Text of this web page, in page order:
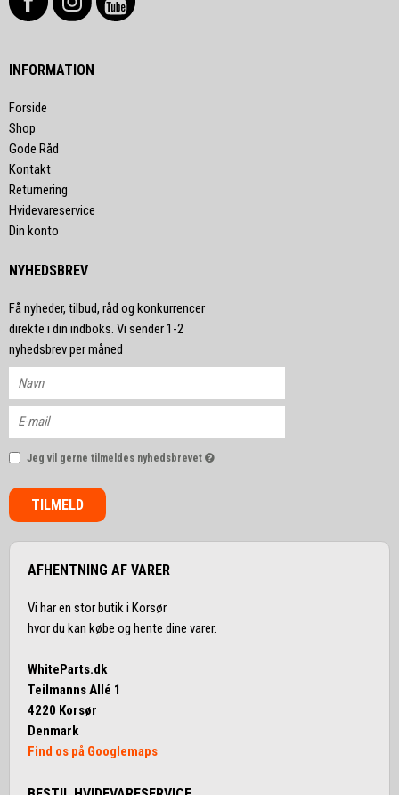
INFORMATION
Forside
Shop
Gode Råd
Kontakt
Returnering
Hvidevareservice
Din konto
NYHEDSBREV
Få nyheder, tilbud, råd og konkurrencer
direkte i din indboks. Vi sender 1-2
nyhedsbrev per måned
Jeg vil gerne tilmeldes nyhedsbrevet
TILMELD
AFHENTNING AF VARER
Vi har en stor butik i Korsør
hvor du kan købe og hente dine varer.
WhiteParts.dk
Teilmanns Allé 1
4220 Korsør
Denmark
Find os på Googlemaps